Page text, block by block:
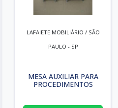
LAFAIETE MOBILIÁRIO / SÃO
PAULO - SP
MESA AUXILIAR PARA
PROCEDIMENTOS